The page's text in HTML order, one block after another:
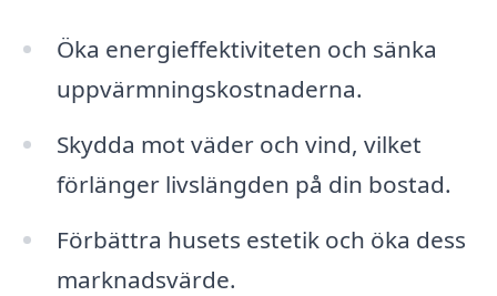
Öka energieffektiviteten och sänka
uppvärmningskostnaderna.
Skydda mot väder och vind, vilket
förlänger livslängden på din bostad.
Förbättra husets estetik och öka dess
marknadsvärde.